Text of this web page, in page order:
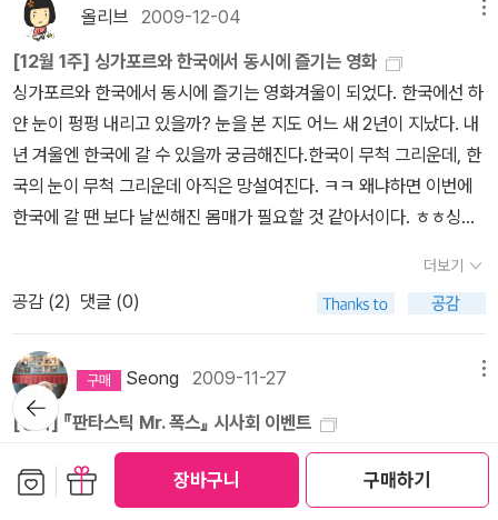
장바구니 구매하기
인상이 깊지 않았나봅니다.^^;; 그래서, 혹 리뷰 적은것이 있나 찾아보
니, 있더군요. 덕분에 어떤 내용인지 기억도 나고, 이 책을 읽었을 당
시의 느낌도 알게 되었네요. 이래서 책 읽고 리뷰를 적나봅니다. 암튼,
기억도 가물거리는것을 보니 이 책 역시 기회가 되면 오디오북과 함
께 다시 읽어봐야할것 같네요. 언뜻, 다른 표지 디자인같지만 포즈
는 비슷하고 색상만 바꾸었네요. 59. The BFG 이 책 역시 재미있
게 읽은 책었답니다. 단지 이 책을 읽을때, 틀린 영어문법을 사용하는
거인 때문에 약간의 어려움이 있었지만... DVD로 만화 영화가 있는
지 처음 알았네요. 책과는 다른 그림이지만, 재미있을것 같아요.
판형으로 여러방식으로 출간된다는것이지요. 우리나라에서 양장본,
반양장본으로 나눠서 가끔씩 출간되기도 하지만, 이렇게 다양한 모습
으로 출간되는걸 기대하긴 힘들겠지요. 60. Danny the Champion
of the World 로알드 달의 책을 읽을때면 항상 마음이 따뜻해
의 편에서 힘이 되어주는 어른들이 등장하기 때문인것 같습니다. 물
론, 나쁜 악당도 등장하지만 언제나 정의는 착한 주인공의 편을 들어
야단도 쳐보았지만 결국 다 읽지 못하고 반납했다. 딸아이는 결심을
했다. 다음 책은 무조건 얇고 글씨 큰 걸로 가져오겠다고... 그래서 선
택한 책이 바로 A to Z mysteries 중에 The Deadly Dungeo
n. 그런데... 이 책이 또 문제다. 내용도 확인하지 않고 무조건 얇은
책으로 덥석 가져온 딸아이가 이 책의 내용이 미스터리라는 걸 아는
순간 공포에 휩싸였다. 자기는 절대로 혼자서 이 책을 볼 수 없다고
한다. 표지부터 너무 무섭다고 호들갑을 떤다. 참고로 울 딸은 '제랄다
와 거인'도 무섭다고 못보는 아이이다. 대략난감!!! 고민끝에 내가 먼
저 읽기로 했다. 분명 제목만 저렇지 알고보면 아무것도 아닐 것이다.
(맞았다. 제목과 아무 관계없었다. 그리고 꽤 재미있었다)잘하는 짓인
내가 모르는) 단어들을 노트에 정리했다. 지금 딸아이는 엄마가 정리
해 놓은 단어장을 옆에 펼쳐놓고 책을 읽는다. 물론 난 같은 공간 안에
있어야 한다.(무서우니까) 딸아이가 가져온 영어책 덕분에 자꾸 욕심
이 생긴다. 영어책의 맛을 조금 알았다고나 할까. ㅋㅋ다 읽지 못하고
반납해버린 로알드 달의 책이 자꾸 아른거려서 결국 사버렸다. 친절
하게 로알드 달 작품의 단어만 모아놓은 책도 있어 함께 구매했
올리브 2009-12-04
[12월 1주] 싱가포르와 한국에서 동시에 즐기는 영화
싱가포르와 한국에서 동시에 즐기는 영화겨울이 되었다. 한국에선 하
얀 눈이 펑펑 내리고 있을까? 눈을 본 지도 어느 새 2년이 지났다. 내
년 겨울엔 한국에 갈 수 있을까 궁금해진다.한국이 무척 그리운데, 한
국의 눈이 무척 그리운데 아직은 망설여진다. ㅋㅋ 왜냐하면 이번에
한국에 갈 땐 보다 날씬해진 몸매가 필요할 것 같아서이다. ㅎㅎ싱가
미있는 영화도 보고 멋진 야경도 보며 한 달을 즐기려한다.일단, 싱가
포르와 한국 동시에 즐길 수 있는 영화를 보자.바로 이 세 영화이다.
우리의 멋진 인기 스타 '비'의 열연 영화 [닌자 어쌔신]은 싱가포르에
서도 개봉,절찬 상영중이다.아래와 같이 지난 주 싱가포르 상영 영화
중 TOP 2위를 차지했다. 보기만해도 흐뭇한 비의 몸매. ㅋㅋㅋ 우리
나라 배우들이 앞으로 더 많이 세계로 뻗어갔으면 하는 바람이다.싱
가포르 상영영화 Top 101. 20122. Ninja Assassin3. A Christma
s Carol4. Mulan5. Fantastic Mr Fox6. Case 397. The Inform
더보기
공감 (2) 댓글 (0)
Seong 2009-11-27
[영화] 『판타스틱 Mr. 폭스』 시사회 이벤트
『Fantastic Mr. Fox』 책을 읽은지 얼마 되지도 않았는데 반가운 소
식을 들었습니다. 이 책이 언제 영화가 되었나요? 게다가 웨스 앤더
뒤로가
기